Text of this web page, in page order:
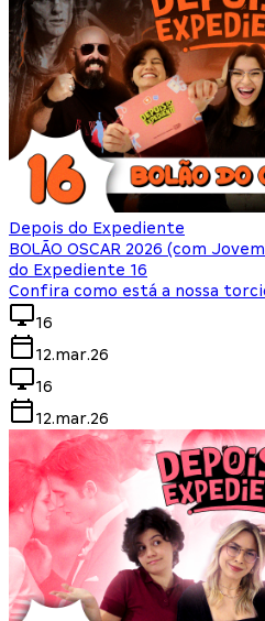
Depois do Expediente
BOLÃO OSCAR 2026 (com
do Expediente 16
Confira como está a nossa
16
12.mar.26
16
12.mar.26